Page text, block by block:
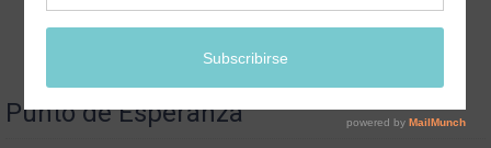
Punto de Esperanza